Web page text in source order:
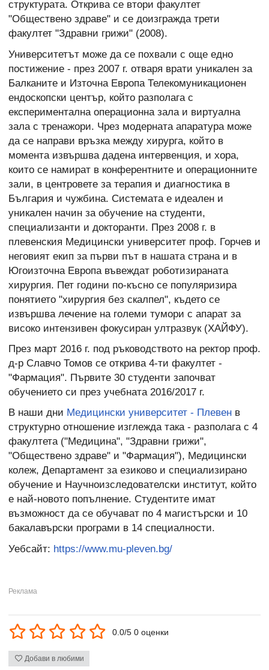
структурата. Открива се втори факултет
"Обществено здраве" и се доизгражда трети
факултет "Здравни грижи" (2008).
Университетът може да се похвали с още едно
постижение - през 2007 г. отваря врати уникален за
Балканите и Източна Европа Телекомуникационен
ендоскопски център, който разполага с
експериментална операционна зала и виртуална
зала с тренажори. Чрез модерната апаратура може
да се направи връзка между хирурга, който в
момента извършва дадена интервенция, и хора,
които се намират в конферентните и операционните
зали, в центровете за терапия и диагностика в
България и чужбина. Системата е идеален и
уникален начин за обучение на студенти,
специализанти и докторанти. През 2008 г. в
плевенския Медицински университет проф. Горчев и
неговият екип за първи път в нашата страна и в
Югоизточна Европа въвеждат роботизираната
хирургия. Пет години по-късно се популяризира
понятието "хирургия без скалпел", където се
извършва лечение на големи тумори с апарат за
високо интензивен фокусиран ултразвук (ХАЙФУ).
През март 2016 г. под ръководството на ректор проф.
д-р Славчо Томов се открива 4-ти факултет -
"Фармация". Първите 30 студенти започват
обучението си през учебната 2016/2017 г.
В наши дни Медицински университет - Плевен в
структурно отношение изглежда така - разполага с 4
факултета ("Медицина", "Здравни грижи",
"Обществено здраве" и "Фармация"), Медицински
колеж, Департамент за езиково и специализирано
обучение и Научноизследователски институт, който
е най-новото попълнение. Студентите имат
възможност да се обучават по 4 магистърски и 10
бакалавърски програми в 14 специалности.
Уебсайт: https://www.mu-pleven.bg/
0.0/5 0 оценки
Добави в любими